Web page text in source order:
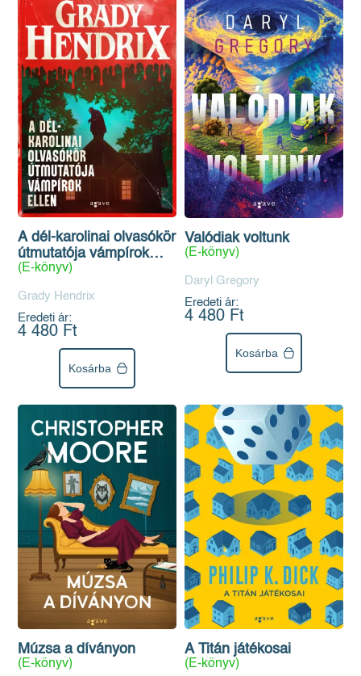
A dél-karolinai olvasókör
útmutatója vámpírok
ellen
(E-könyv)
Grady Hendrix
Eredeti ár:
4 480 Ft
Kosárba
Valódiak voltunk
(E-könyv)
Daryl Gregory
Eredeti ár:
4 480 Ft
Kosárba
Múzsa a díványon
(E-könyv)
A Titán játékosai
(E-könyv)